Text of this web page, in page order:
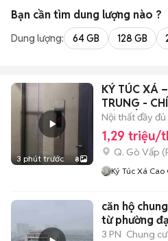
Bạn cần tìm dung lượng nào ?
Dung lượng: 64 GB 128 GB
3 phút trước 8
KÝ TÚC XÁ
TRUNG -
GÒ VẤP
Nội thất đầy đủ
1,29 triệu/
Q. Gò Vấp (
Ký Túc Xá Cao
căn hộ chung cư gicogi số
từ phường
3 PN Chung cư